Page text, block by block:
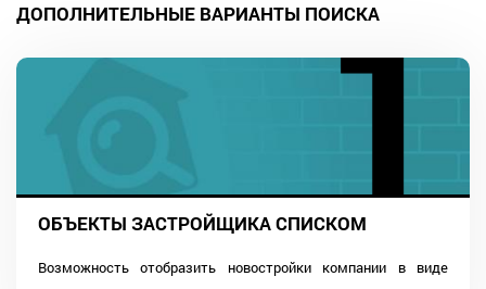
ДОПОЛНИТЕЛЬНЫЕ ВАРИАНТЫ ПОИСКА
ОБЪЕКТЫ ЗАСТРОЙЩИКА СПИСКОМ
Возможность отобразить новостройки компании в виде